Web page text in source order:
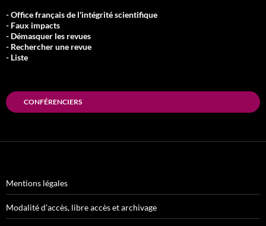
- Office français de l'intégrité scientifique
- Faux impacts
- Démasquer les revues
- Rechercher une revue
- Liste
CONFÉRENCIERS
Mentions légales
Modalité d’accès, libre accès et archivage